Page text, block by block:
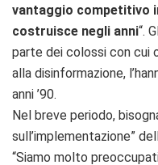
vantaggio competitivo
costruisce negli anni“.
parte dei colossi con cui
alla disinformazione,
anni ’90.
Nel breve periodo,
sull’implementazione”
“Siamo molto